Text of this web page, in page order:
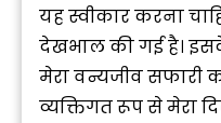
यह स्वीकार करना
देखभाल की गई है।
मेरा वन्यजीव सफारी
व्यक्तिगत रूप से मेरा